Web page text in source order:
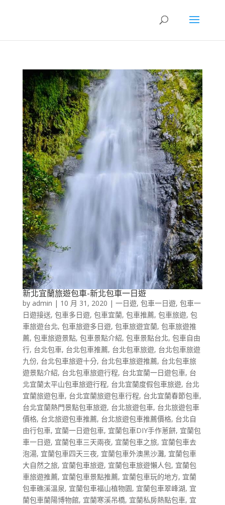
新北宜蘭旅遊包車-新北包車一日遊
by admin | 10 月 31, 2020 | 一日遊, 包車一日遊, 包車一
日遊接送, 包車多日遊, 包車宜蘭, 包車推薦, 包車旅遊, 包
車旅遊台北, 包車旅遊多日遊, 包車旅遊宜蘭, 包車旅遊推
薦, 包車旅遊景點, 包車景點介紹, 包車景點台北, 包車自由
行, 台北包車, 台北包車推薦, 台北包車旅遊, 台北包車旅遊
九份, 台北包車旅遊十分, 台北包車旅遊推薦, 台北包車旅
遊景點介紹, 台北包車旅遊行程, 台北宜蘭一日遊包車, 台
北宜蘭太平山包車旅遊行程, 台北宜蘭度假包車旅遊, 台北
宜蘭旅遊包車, 台北宜蘭旅遊包車行程, 台北宜蘭春節包車,
台北宜蘭熱門景點包車旅遊, 台北旅遊包車, 台北旅遊包車
價格, 台北旅遊包車推薦, 台北旅遊包車推薦價格, 台北自
由行包車, 宜蘭一日遊包車, 宜蘭包車DIY手作蔥餅, 宜蘭包
車一日遊, 宜蘭包車三天兩夜, 宜蘭包車之旅, 宜蘭包車去
泡湯, 宜蘭包車四天三夜, 宜蘭包車外澳黑沙灘, 宜蘭包車
大自然之旅, 宜蘭包車旅遊, 宜蘭包車旅遊懶人包, 宜蘭包
車旅遊推薦, 宜蘭包車景點推薦, 宜蘭包車玩的地方, 宜蘭
包車礁溪溫泉, 宜蘭包車福山植物園, 宜蘭包車翠峰湖, 宜
蘭包車蘭陽博物館, 宜蘭寒溪吊橋, 宜蘭私房熱點包車, 宜